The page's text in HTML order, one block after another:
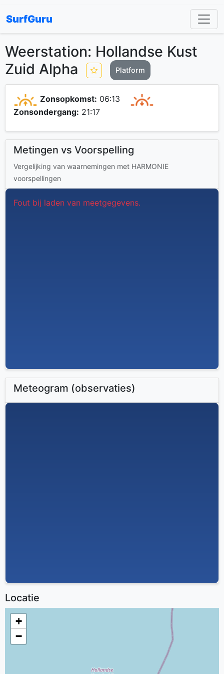
SurfGuru
Weerstation: Hollandse Kust
Zuid Alpha
Platform
Zonsopkomst: 06:13
Zonsondergang: 21:17
Metingen vs Voorspelling
Vergelijking van waarnemingen met HARMONIE
voorspellingen
Fout bij laden van meetgegevens.
Meteogram (observaties)
Locatie
+
−